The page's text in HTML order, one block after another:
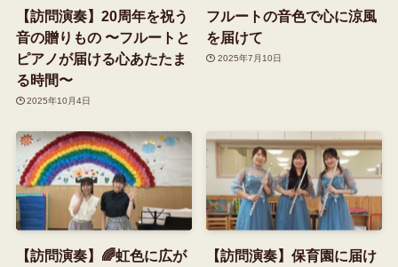
【訪問演奏】20周年を祝う
音の贈りもの 〜フルートと
ピアノが届ける心あたたま
る時間〜
2025年10月4日
フルートの音色で心に涼風
を届けて
2025年7月10日
【訪問演奏】🌈虹色に広が
【訪問演奏】保育園に届け